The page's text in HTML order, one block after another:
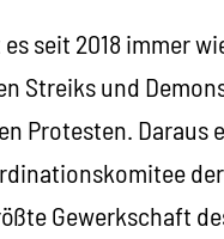
seit 2018 immer
Streiks und
Protesten. Daraus
Gewerkschaft